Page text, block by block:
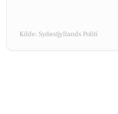
Kilde: Sydøstjyllands Politi